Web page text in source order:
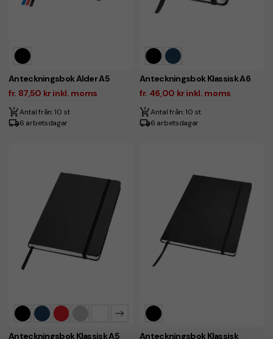
Anteckningsbok Alder A5
fr. 87,50 kr inkl. moms
Antal från: 10 st
6 arbetsdagar
Anteckningsbok Klassisk A6
fr. 46,00 kr inkl. moms
Antal från: 10 st
6 arbetsdagar
Anteckningsbok Klassisk A5 Anteckningsbok Klassisk